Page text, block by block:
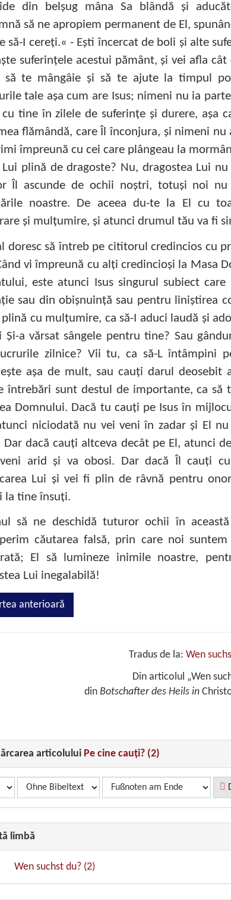
din belşug mâna Sa blândă şi
să ne apropiem permanent de El,
să-I cereţi.« - Eşti încercat de boli şi alte
suferinţele acestui pământ, şi vei afla
să te mângâie şi să te ajute la timpul
tale aşa cum are Isus; nimeni nu ia
tine în zilele de suferinţe şi durere, aşa
flămândă, care Îl înconjura, şi nimeni
împreună cu cei care plângeau la
plină de dragoste? Nu, dragostea Lui
Îl ascunde de ochii noştri, totuşi noi
noastre. De aceea du-te la El cu
şi mulţumire, şi atunci drumul tău va fi
doresc să întreb pe cititorul credincios cu
vi împreună cu alţi credincioşi la Masa
este atunci Isus singurul subiect
sau din obişnuinţă sau pentru liniştirea
cu mulţumire, ca să-I aduci laudă şi
Şi-a vărsat sângele pentru tine? Sau
zilnice? Vii tu, ca să-L întâmpini
aşa de mult, sau cauţi darul deosebit
întrebări sunt destul de importante, ca să
Domnului. Dacă tu cauţi pe Isus în
niciodată nu vei veni în zadar şi El
Dar dacă cauţi altceva decât pe El, atunci
arid şi va obosi. Dar dacă Îl cauţi
Lui şi vei fi plin de râvnă pentru
la tine însuţi.
să ne deschidă tuturor ochii în
căutarea falsă, prin care noi
El să lumineze inimile noastre,
Lui inegalabilă!
anterioară
Tradus de la:Wen
Din articolul „Wen
dinBotschafter des Heils in
articolului Pe cine cauţi? (2)
limbă
Wen suchst du? (2)